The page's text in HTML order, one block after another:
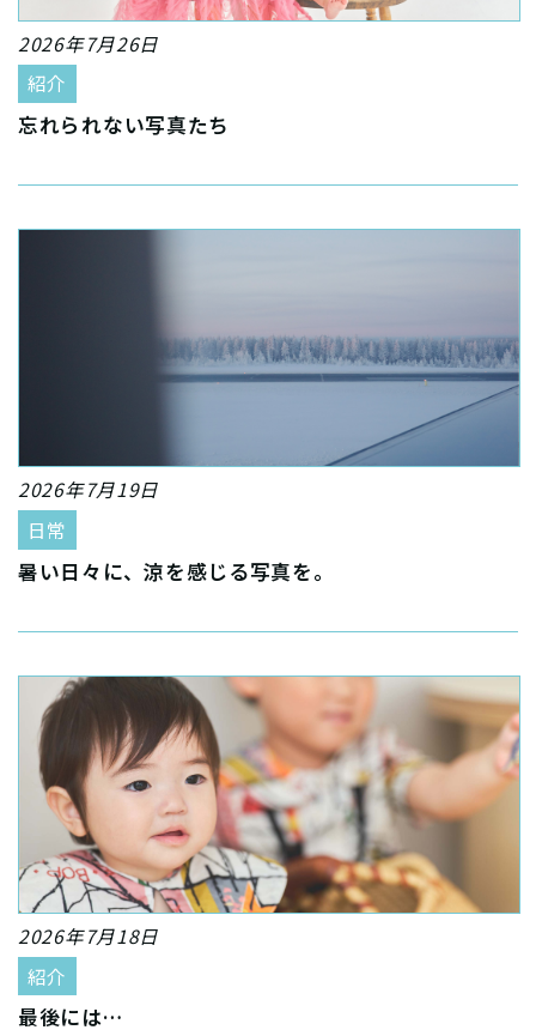
2026年7月26日
紹介
忘れられない写真たち
2026年7月19日
日常
暑い日々に、涼を感じる写真を。
2026年7月18日
紹介
最後には…